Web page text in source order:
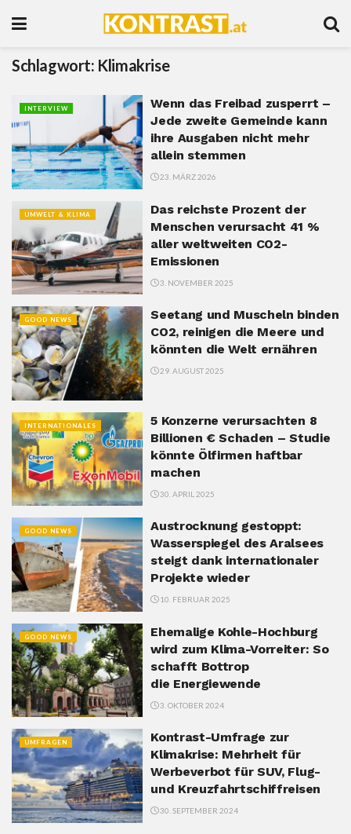
Schlagwort: Klimakrise
INTERVIEW
Wenn das Freibad zusperrt –
Jede zweite Gemeinde kann
ihre Ausgaben nicht mehr
allein stemmen
23. MÄRZ 2026
UMWELT & KLIMA
Das reichste Prozent der
Menschen verursacht 41 %
aller weltweiten CO2-
Emissionen
3. NOVEMBER 2025
GOOD NEWS
Seetang und Muscheln binden
CO2, reinigen die Meere und
könnten die Welt ernähren
29. AUGUST 2025
INTERNATIONALES
5 Konzerne verursachten 8
Billionen € Schaden – Studie
könnte Ölfirmen haftbar
machen
30. APRIL 2025
GOOD NEWS
Austrocknung gestoppt:
Wasserspiegel des Aralsees
steigt dank internationaler
Projekte wieder
10. FEBRUAR 2025
GOOD NEWS
Ehemalige Kohle-Hochburg
wird zum Klima-Vorreiter: So
schafft Bottrop
die Energiewende
3. OKTOBER 2024
UMFRAGEN
Kontrast-Umfrage zur
Klimakrise: Mehrheit für
Werbeverbot für SUV, Flug-
und Kreuzfahrtschiffreisen
30. SEPTEMBER 2024